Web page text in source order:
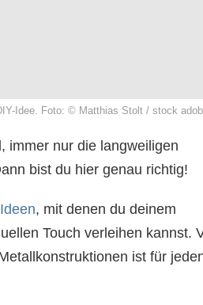
Idee. Foto: © Matthias Stolt / stock
immer nur die langweiligen
bist du hier genau richtig!
, mit denen du deinem
Touch verleihen kannst.
ist für